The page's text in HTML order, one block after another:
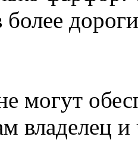
могут
владелец